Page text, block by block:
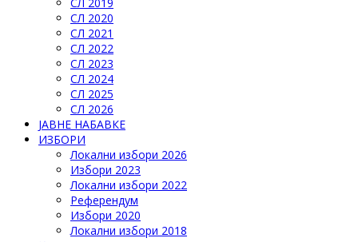
СЛ 2020
СЛ 2021
СЛ 2022
СЛ 2023
СЛ 2024
СЛ 2025
СЛ 2026
ЈАВНЕ НАБАВКЕ
ИЗБОРИ
Локални избори 2026
Избори 2023
Локални избори 2022
Референдум
Избори 2020
Локални избори 2018